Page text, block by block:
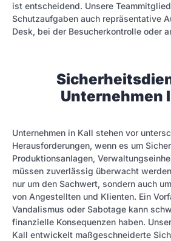
ist entscheidend. Unsere
Schutzaufgaben auch repräsentative
Desk, bei der Besucherkontrolle oder
Unternehmen
Unternehmen in Kall stehen vor
Herausforderungen, wenn es um
Produktionsanlagen,
müssen zuverlässig überwacht
nur um den Sachwert, sondern auch
von Angestellten und Klienten. Ein
Vandalismus oder Sabotage kann
finanzielle Konsequenzen haben.
Kall entwickelt maßgeschneiderte